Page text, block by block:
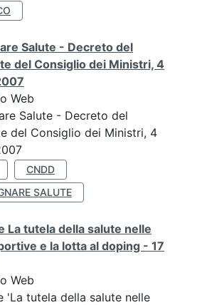
Salute - Decreto del
del Consiglio dei Ministri, 4
Web
Salute - Decreto del
del Consiglio dei Ministri, 4
CNDD
SALUTE
La tutela della salute nelle
e la lotta al doping - 17
Web
'La tutela della salute nelle